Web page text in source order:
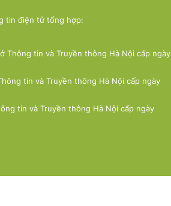
tin điện tử tổng hợp:
Thông tin và Truyền thông Hà Nội cấp ngày
tin và Truyền thông Hà Nội cấp ngày
tin và Truyền thông Hà Nội cấp ngày